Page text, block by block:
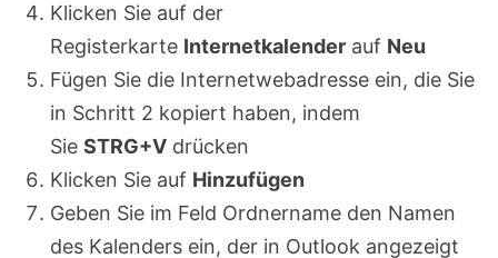
Klicken Sie auf der
Registerkarte Internetkalenderauf Neu
Fügen Sie die Internetwebadresse ein, die Sie
in Schritt 2 kopiert haben, indem
Sie STRG+Vdrücken
Klicken Sie auf Hinzufügen
Geben Sie im Feld Ordnername den Namen
des Kalenders ein, der in Outlook angezeigt